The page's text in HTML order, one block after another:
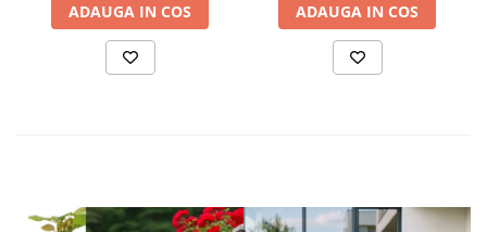
ADAUGA IN COS ADAUGA IN COS